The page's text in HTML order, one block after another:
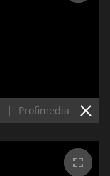
| Profimedia